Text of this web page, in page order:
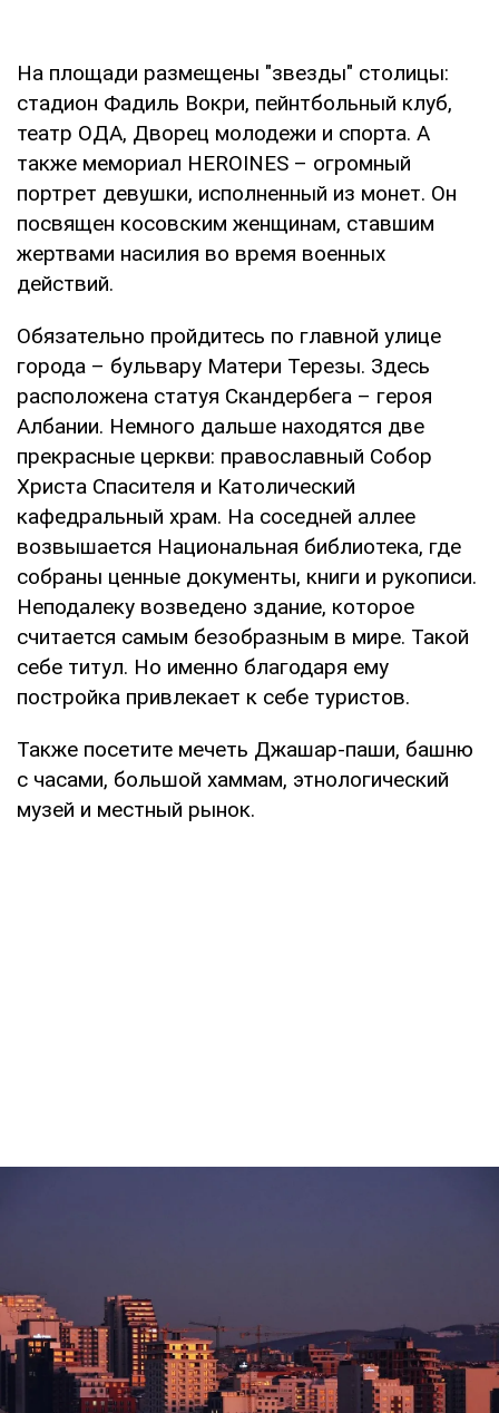
На площади размещены "звезды" столицы:
стадион Фадиль Вокри, пейнтбольный клуб,
театр ОДА, Дворец молодежи и спорта. А
также мемориал HEROINES – огромный
портрет девушки, исполненный из монет. Он
посвящен косовским женщинам, ставшим
жертвами насилия во время военных
действий.
Обязательно пройдитесь по главной улице
города – бульвару Матери Терезы. Здесь
расположена статуя Скандербега – героя
Албании. Немного дальше находятся две
прекрасные церкви: православный Собор
Христа Спасителя и Католический
кафедральный храм. На соседней аллее
возвышается Национальная библиотека, где
собраны ценные документы, книги и рукописи.
Неподалеку возведено здание, которое
считается самым безобразным в мире. Такой
себе титул. Но именно благодаря ему
постройка привлекает к себе туристов.
Также посетите мечеть Джашар-паши, башню
с часами, большой хаммам, этнологический
музей и местный рынок.